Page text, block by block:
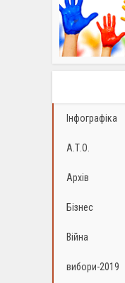
Інфографіка
А.Т.О.
Архів
Бізнес
Війна
вибори-2019